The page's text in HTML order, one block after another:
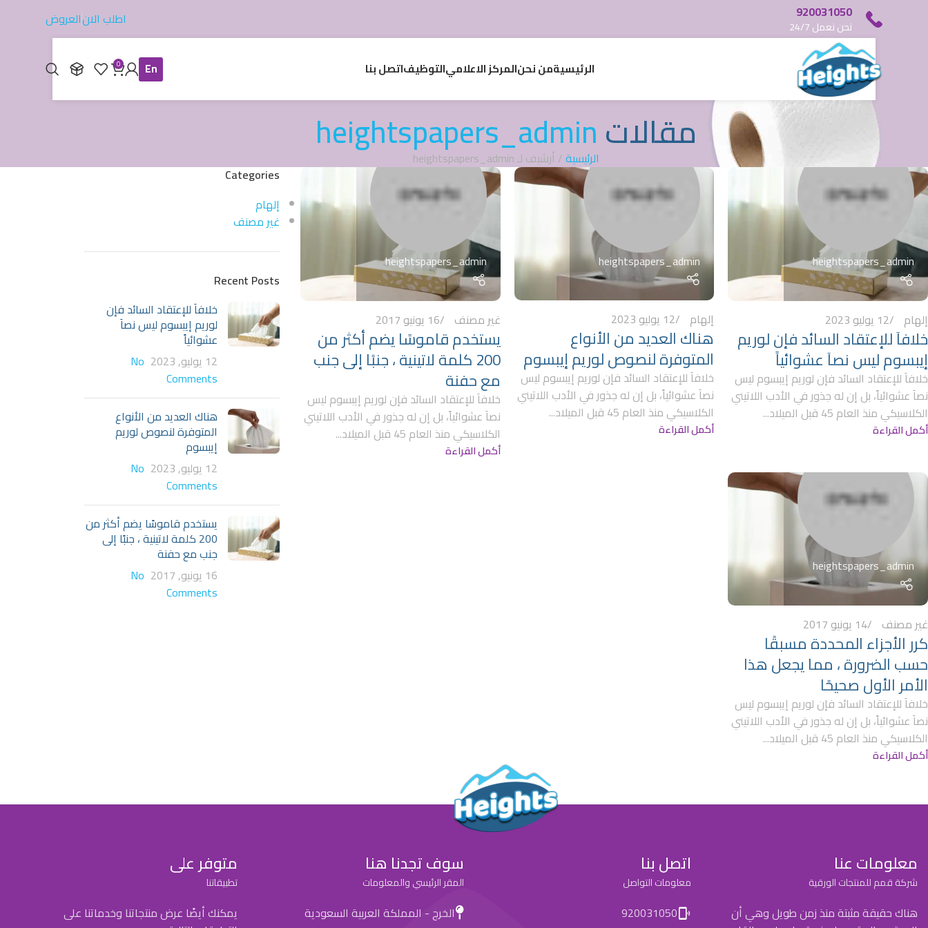
920031050
نحن نعمل 24/7 اطلب الانالعروض
الرئيسيةمن نحنالمركز الاعلاميالتوظيفاتصل بنا En
0
مقالاتheightspapers_admin
الرئيسية/ أرشيف لـ heightspapers_admin
heightspapers_admin
إلهام 12 يوليو 2023
خلافاَ للإعتقاد السائد فإن لوريم
إيبسوم ليس نصاَ عشوائياً
خلافاَ للإعتقاد السائد فإن لوريم إيبسوم ليس
نصاَ عشوائياً، بل إن له جذور في الأدب اللاتيني
الكلاسيكي منذ العام 45 قبل الميلاد...
أكمل القراءة
heightspapers_admin
إلهام 12 يوليو 2023
هناك العديد من الأنواع
المتوفرة لنصوص لوريم إيبسوم
خلافاَ للإعتقاد السائد فإن لوريم إيبسوم ليس
نصاَ عشوائياً، بل إن له جذور في الأدب اللاتيني
الكلاسيكي منذ العام 45 قبل الميلاد...
أكمل القراءة
heightspapers_admin
غير مصنف 16 يونيو 2017
يستخدم قاموسًا يضم أكثر من
200 كلمة لاتينية ، جنبًا إلى جنب
مع حفنة
خلافاَ للإعتقاد السائد فإن لوريم إيبسوم ليس
نصاَ عشوائياً، بل إن له جذور في الأدب اللاتيني
الكلاسيكي منذ العام 45 قبل الميلاد...
أكمل القراءة
heightspapers_admin
غير مصنف 14 يونيو 2017
كرر الأجزاء المحددة مسبقًا
حسب الضرورة ، مما يجعل هذا
الأمر الأول صحيحًا
خلافاَ للإعتقاد السائد فإن لوريم إيبسوم ليس
نصاَ عشوائياً، بل إن له جذور في الأدب اللاتيني
الكلاسيكي منذ العام 45 قبل الميلاد...
أكمل القراءة
Categories
إلهام
غير مصنف
Recent Posts
خلافاَ للإعتقاد السائد فإن
لوريم إيبسوم ليس نصاَ
عشوائياً
12 يوليو, 2023
No
Comments
هناك العديد من الأنواع
المتوفرة لنصوص لوريم
إيبسوم
12 يوليو, 2023
No
Comments
يستخدم قاموسًا يضم أكثر من
200 كلمة لاتينية ، جنبًا إلى
جنب مع حفنة
16 يونيو, 2017
No
Comments
معلومات عنا
شركة قمم للمنتجات الورقية
هناك حقيقة مثبتة منذ زمن طويل وهي أن
اتصل بنا
معلومات التواصل
920031050
سوف تجدنا هنا
المقر الرئيسي والمعلومات
الخرج - المملكة العربية السعودية
متوفر على
تطبيقاتنا
يمكنك أيضًا عرض منتجاتنا وخدماتنا على
Facebook
YouTube
linkedin